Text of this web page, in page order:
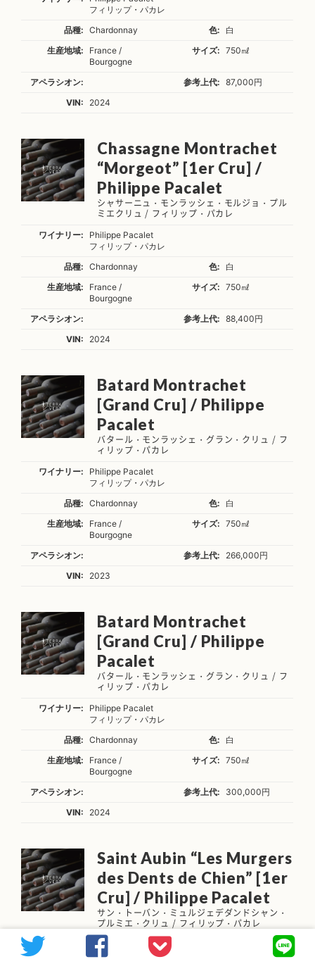
フィリップ・パカレ
品種:
Chardonnay 色:
白
生産地域:
France /
Bourgogne
サイズ: 750㎖
アペラシオン: 参考上代:
87,000円
VIN:
2024
Chassagne Montrachet
“Morgeot” [1er Cru] /
Philippe Pacalet
シャサーニュ・モンラッシェ・モルジョ・プル
ミエクリュ / フィリップ・パカレ
ワイナリー:
Philippe Pacalet
フィリップ・パカレ
品種:
Chardonnay 色:
白
生産地域:
France /
Bourgogne
サイズ: 750㎖
アペラシオン: 参考上代:
88,400円
VIN:
2024
Batard Montrachet
[Grand Cru] / Philippe
Pacalet
バタール・モンラッシェ・グラン・クリュ / フ
ィリップ・パカレ
ワイナリー:
Philippe Pacalet
フィリップ・パカレ
品種:
Chardonnay 色:
白
生産地域:
France /
Bourgogne
サイズ: 750㎖
アペラシオン: 参考上代:
266,000円
VIN:
2023
Batard Montrachet
[Grand Cru] / Philippe
Pacalet
バタール・モンラッシェ・グラン・クリュ / フ
ィリップ・パカレ
ワイナリー:
Philippe Pacalet
フィリップ・パカレ
品種:
Chardonnay 色:
白
生産地域:
France /
Bourgogne
サイズ: 750㎖
アペラシオン: 参考上代:
300,000円
VIN:
2024
Saint Aubin “Les Murgers
des Dents de Chien” [1er
Cru] / Philippe Pacalet
サン・トーバン・ミュルジェデダンドシャン・
プルミエ・クリュ / フィリップ・パカレ
ワイナリー:
Philippe Pacalet
フィリップ・パカレ